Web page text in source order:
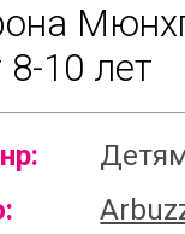
8-10 лет